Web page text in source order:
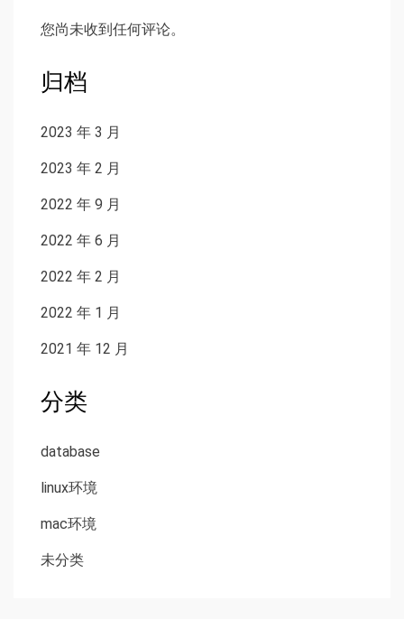
您尚未收到任何评论。
归档
2023 年 3 月
2023 年 2 月
2022 年 9 月
2022 年 6 月
2022 年 2 月
2022 年 1 月
2021 年 12 月
分类
database
linux环境
mac环境
未分类